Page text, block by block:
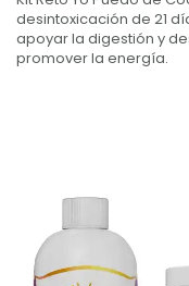
desintoxicación de 21
apoyar la digestión y
promover la energía.